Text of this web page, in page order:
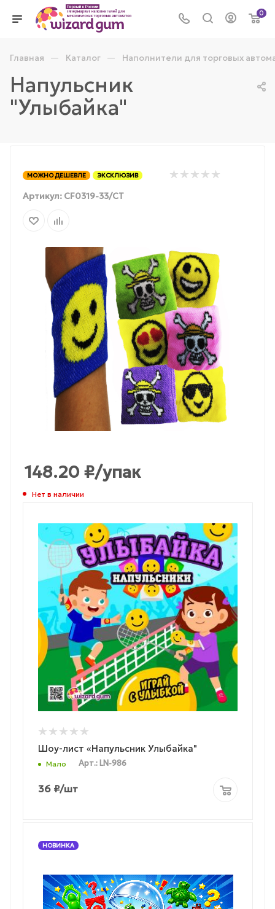
0
Главная — Каталог — Наполнители для торговых
Напульсник
"Улыбайка"
МОЖНО ДЕШЕВЛЕ ЭКСКЛЮЗИВ
Артикул: CF0319-33/СТ
148.20 ₽/упак
Нет в наличии
Шоу-лист «Напульсник Улыбайка"
Мало Арт.: LN-986
36 ₽/шт
НОВИНКА